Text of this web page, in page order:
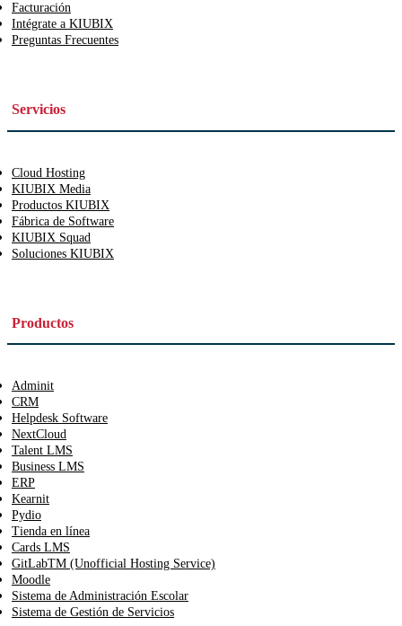
Facturación
Intégrate a KIUBIX
Preguntas Frecuentes
Servicios
Cloud Hosting
KIUBIX Media
Productos KIUBIX
Fábrica de Software
KIUBIX Squad
Soluciones KIUBIX
Productos
Adminit
CRM
Helpdesk Software
NextCloud
Talent LMS
Business LMS
ERP
Kearnit
Pydio
Tienda en línea
Cards LMS
GitLabTM (Unofficial Hosting Service)
Moodle
Sistema de Administración Escolar
Sistema de Gestión de Servicios